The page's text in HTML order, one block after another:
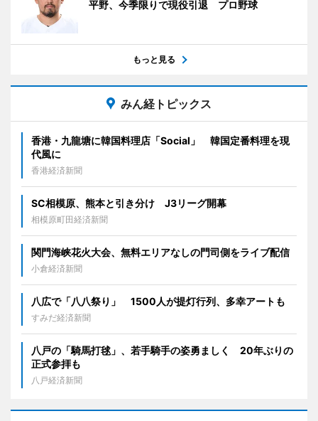
平野、今季限りで現役引退 プロ野球
もっと見る
みん経トピックス
香港・九龍塘に韓国料理店「Social」 韓国定番料理を現
代風に
香港経済新聞
SC相模原、熊本と引き分け J3リーグ開幕
相模原町田経済新聞
関門海峡花火大会、無料エリアなしの門司側をライブ配信
小倉経済新聞
八広で「八八祭り」 1500人が提灯行列、多幸アートも
すみだ経済新聞
八戸の「騎馬打毬」、若手騎手の姿勇ましく 20年ぶりの
正式参拝も
八戸経済新聞